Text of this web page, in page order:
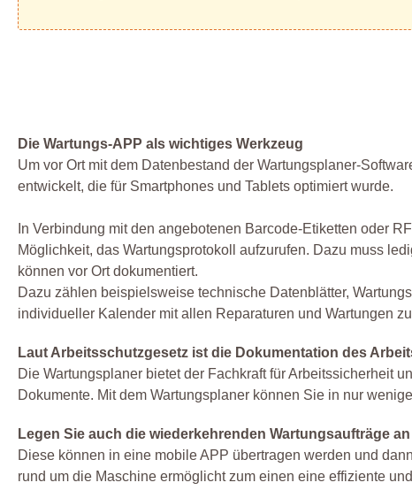
Die Wartungs-APP als wichtiges Werkzeug
Um vor Ort mit dem Datenbestand der Wartungsplaner-
entwickelt, die für Smartphones und Tablets optimiert wurde.
In Verbindung mit den angebotenen Barcode-Etiketten oder
Möglichkeit, das Wartungsprotokoll aufzurufen. Dazu muss
können vor Ort dokumentiert.
Dazu zählen beispielsweise technische Datenblätter,
individueller Kalender mit allen Reparaturen und Wartungen
Laut Arbeitsschutzgesetz ist die Dokumentation des
Die Wartungsplaner bietet der Fachkraft für Arbeitssicherheit
Dokumente. Mit dem Wartungsplaner können Sie in nur
Legen Sie auch die wiederkehrenden Wartungsaufträge an
Diese können in eine mobile APP übertragen werden und
rund um die Maschine ermöglicht zum einen eine effiziente